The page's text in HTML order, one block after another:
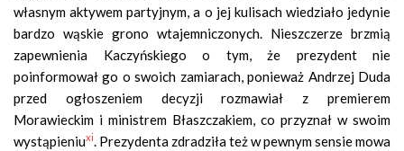
własnym aktywem partyjnym, a o jej kulisach wiedziało jedynie
bardzo wąskie grono wtajemniczonych. Nieszczerze brzmią
zapewnienia Kaczyńskiego o tym, że prezydent nie
poinformował go o swoich zamiarach, ponieważ Andrzej Duda
przed ogłoszeniem decyzji rozmawiał z premierem
Morawieckim i ministrem Błaszczakiem, co przyznał w swoim
wystąpieniuxi. Prezydenta zdradziła też w pewnym sensie mowa